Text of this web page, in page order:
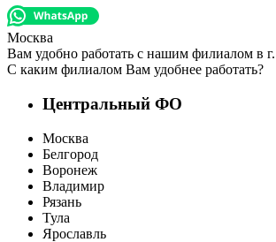
Москва
Вам удобно работать с нашим филиалом в г.
С каким филиалом Вам удобнее работать?
Центральный ФО
Москва
Белгород
Воронеж
Владимир
Рязань
Тула
Ярославль